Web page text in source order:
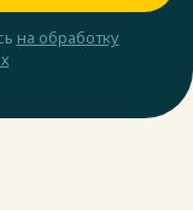
на обработку